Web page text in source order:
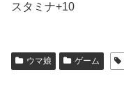
スタミナ+10
ウマ娘 ゲーム